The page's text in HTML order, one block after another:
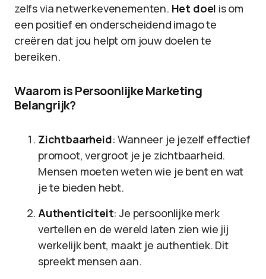
zelfs via netwerkevenementen. Het doel is om
een positief en onderscheidend imago te
creëren dat jou helpt om jouw doelen te
bereiken.
Waarom is Persoonlijke Marketing
Belangrijk?
Zichtbaarheid: Wanneer je jezelf effectief
promoot, vergroot je je zichtbaarheid.
Mensen moeten weten wie je bent en wat
je te bieden hebt.
Authenticiteit: Je persoonlijke merk
vertellen en de wereld laten zien wie jij
werkelijk bent, maakt je authentiek. Dit
spreekt mensen aan.